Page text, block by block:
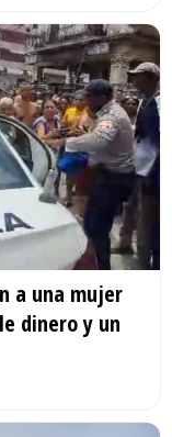
a una mujer
dinero y un